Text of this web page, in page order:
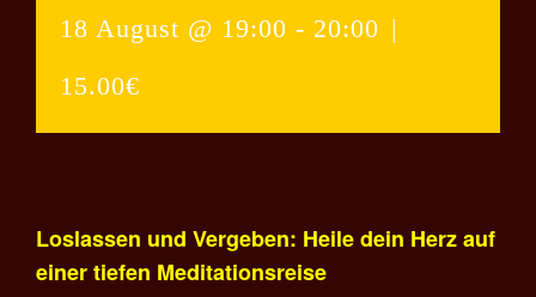
18 August @ 19:00 - 20:00 |
15.00€
Loslassen und Vergeben: Heile dein Herz auf
einer tiefen Meditationsreise